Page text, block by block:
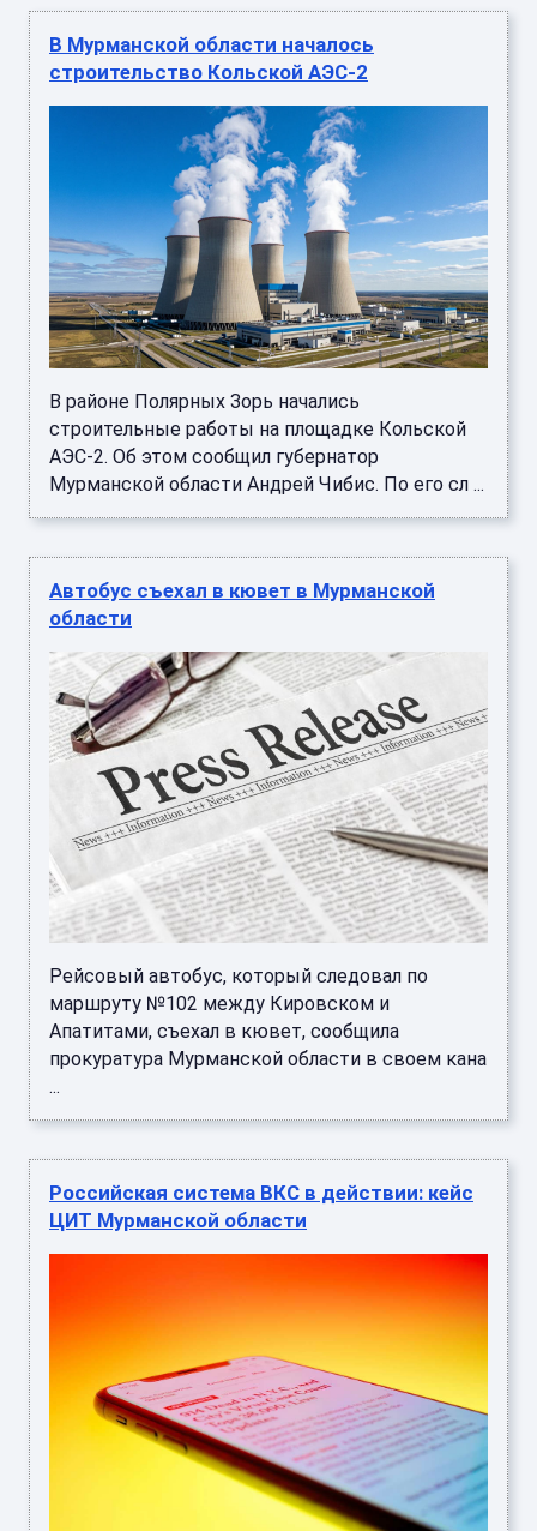
В Мурманской области началось
строительство Кольской АЭС-2
В районе Полярных Зорь начались
строительные работы на площадке Кольской
АЭС-2. Об этом сообщил губернатор
Мурманской области Андрей Чибис. По его сл ...
Автобус съехал в кювет в Мурманской
области
Рейсовый автобус, который следовал по
маршруту №102 между Кировском и
Апатитами, съехал в кювет, сообщила
прокуратура Мурманской области в своем кана
...
Российская система ВКС в действии: кейс
ЦИТ Мурманской области